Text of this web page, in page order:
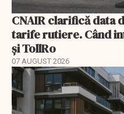
CNAIR clarifică data
tarife rutiere. Când
și TollRo
07 AUGUST 2026